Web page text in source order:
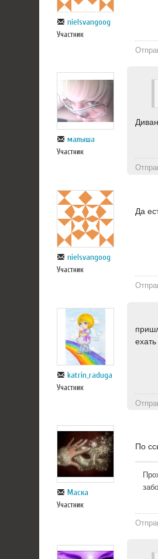
nielsvangoog
Участник
малыша
Участник
nielsvangoog
Участник
Да
katrin_raduga
Участник
Маска
Участник
По